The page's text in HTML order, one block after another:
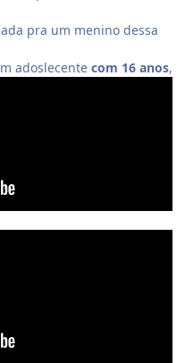
pra um menino dessa
adoslecente com 16 anos,